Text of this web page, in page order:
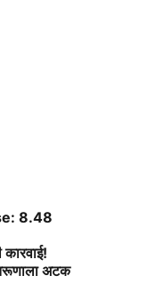
8.48
अटक